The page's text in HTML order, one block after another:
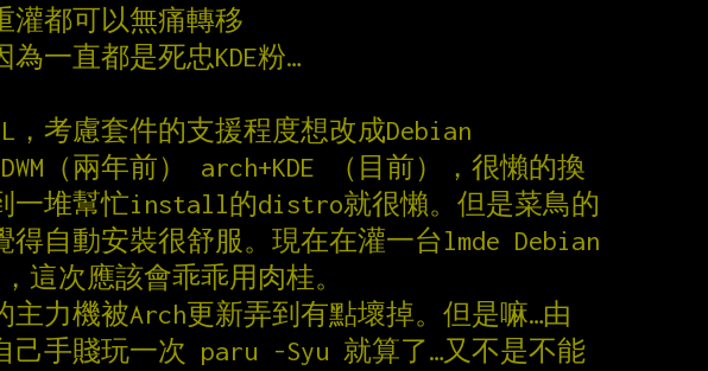
灌都可以無痛轉移
為一直都是死忠KDE粉…
，考慮套件的支援程度想改成Debian
（兩年前） arch+KDE （目前），很懶的換
一堆幫忙install的distro就很懶。但是菜鳥的
得自動安裝很舒服。現在在灌一台lmde Debian
這次應該會乖乖用肉桂。
主力機被Arch更新弄到有點壞掉。但是嘛…由
己手賤玩一次 paru -Syu 就算了…又不是不能